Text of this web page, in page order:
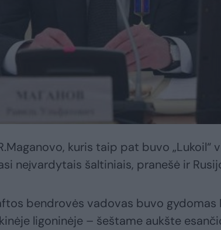
kuris taip pat buvo „Lukoil“
neįvardytais šaltiniais, pranešė ir
bendrovės vadovas buvo gydomas
ligoninėje – šeštame aukšte